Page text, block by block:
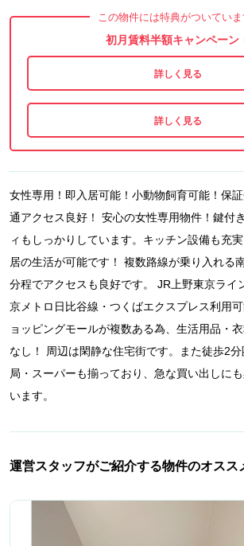
この物件には特典がついてい
初月賃料半額キャンペーン
女性専用！即入居可能！小動物飼育可能！保
通アクセス良好！ 安心の女性専用物件！鍵付
ィもしっかりしています。キッチン設備も充
居の生活が可能です！ 複数路線が乗り入れる
分程でアクセスも良好です。 JR上野東京ライ
京メトロ日比谷線・つくばエクスプレス利用
ョッピングモールが複数ある為、生活用品・
なし！ 周辺は閑静な住宅街です。また徒歩2
局・スーパーも揃っており、急な買い出しに
います。
運営スタッフがご紹介する物件のオスス